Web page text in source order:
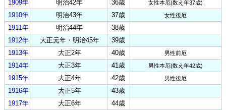
1909年 明治42年 36歳 女性本厄(数え年37歳)
1910年 明治43年 37歳 女性後厄
1911年 明治44年
38歳
1912年
大正元年・明治45年
39歳
1913年
大正2年 40歳 男性前厄
1914年 大正3年 41歳 男性本厄(数え年42歳)
1915年 大正4年 42歳 男性後厄
1916年 大正5年
43歳
1917年
大正6年
44歳